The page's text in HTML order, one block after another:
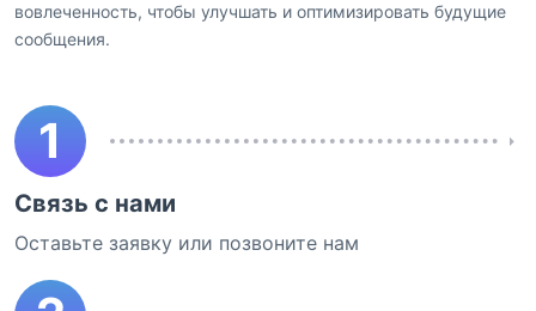
вовлеченность, чтобы улучшать и оптимизировать будущие
сообщения.
1
Связь с нами
Оставьте заявку или позвоните нам